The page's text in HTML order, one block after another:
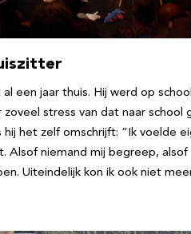
een jaar thuis. Hij werd op
stress van dat naar school
het zelf omschrijft: “Ik voelde
Alsof niemand mij begreep, alsof
Uiteindelijk kon ik ook niet